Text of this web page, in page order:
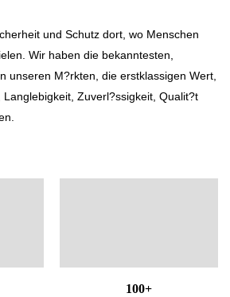
und Schutz dort, wo Menschen
Wir haben die bekanntesten,
unseren M?rkten, die erstklassigen Wert,
Zuverl?ssigkeit, Qualit?t
100+